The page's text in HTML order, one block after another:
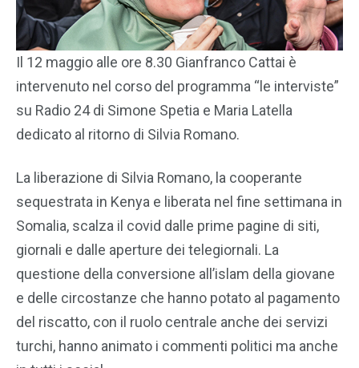
Il 12 maggio alle ore 8.30 Gianfranco Cattai è
intervenuto nel corso del programma “le interviste”
su Radio 24 di Simone Spetia e Maria Latella
dedicato al ritorno di Silvia Romano.
La liberazione di Silvia Romano, la cooperante
sequestrata in Kenya e liberata nel fine settimana in
Somalia, scalza il covid dalle prime pagine di siti,
giornali e dalle aperture dei telegiornali. La
questione della conversione all’islam della giovane
e delle circostanze che hanno potato al pagamento
del riscatto, con il ruolo centrale anche dei servizi
turchi, hanno animato i commenti politici ma anche